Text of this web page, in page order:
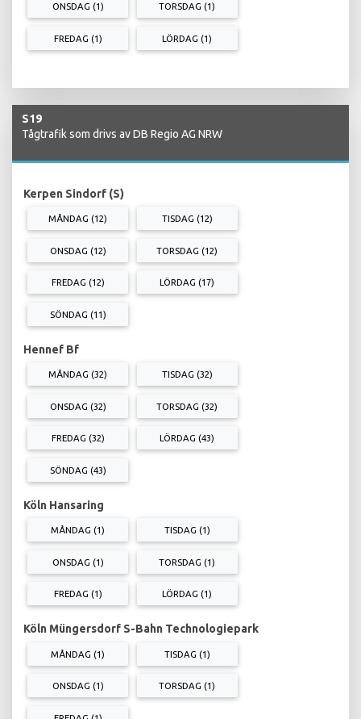
ONSDAG (1) TORSDAG (1)
FREDAG (1) LÖRDAG (1)
S19
Tågtrafik som drivs av DB Regio AG NRW
Kerpen Sindorf (S)
MÅNDAG (12) TISDAG (12)
ONSDAG (12) TORSDAG (12)
FREDAG (12) LÖRDAG (17)
SÖNDAG (11)
Hennef Bf
MÅNDAG (32) TISDAG (32)
ONSDAG (32) TORSDAG (32)
FREDAG (32) LÖRDAG (43)
SÖNDAG (43)
Köln Hansaring
MÅNDAG (1) TISDAG (1)
ONSDAG (1) TORSDAG (1)
FREDAG (1) LÖRDAG (1)
Köln Müngersdorf S-Bahn Technologiepark
MÅNDAG (1) TISDAG (1)
ONSDAG (1) TORSDAG (1)